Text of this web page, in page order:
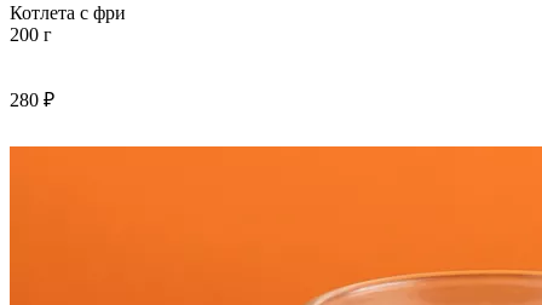
Котлета с фри
200 г
280 ₽